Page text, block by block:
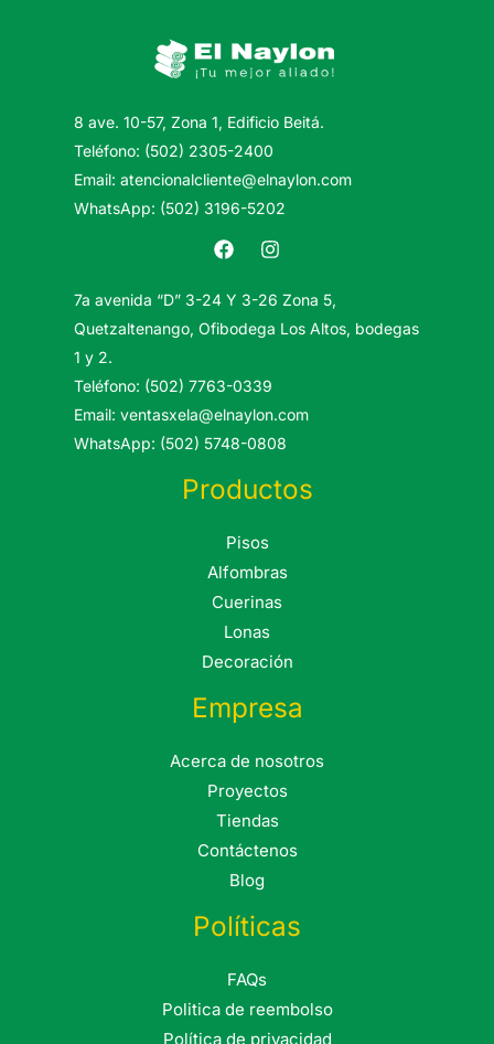
8 ave. 10-57, Zona 1, Edificio Beitá.
Teléfono: (502) 2305-2400
Email: atencionalcliente@elnaylon.com
WhatsApp: (502) 3196-5202
7a avenida “D” 3-24 Y 3-26 Zona 5,
Quetzaltenango, Ofibodega Los Altos, bodegas
1 y 2.
Teléfono: (502) 7763-0339
Email: ventasxela@elnaylon.com
WhatsApp: (502) 5748-0808
Productos
Pisos
Alfombras
Cuerinas
Lonas
Decoración
Empresa
Acerca de nosotros
Proyectos
Tiendas
Contáctenos
Blog
Políticas
FAQs
Politica de reembolso
Política de privacidad